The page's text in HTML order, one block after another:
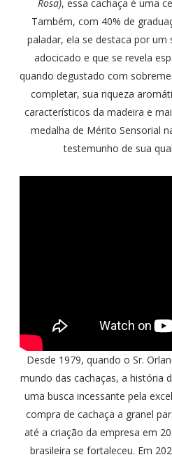
Rosa), essa cachaça é uma
Também, com 40% de
paladar, ela se destaca por
adocicado e que se revela
quando degustado com
completar, sua riqueza
característicos da madeira e
medalha de Mérito Sensorial
testemunho de sua
Desde 1979, quando o Sr.
mundo das cachaças, a história
uma busca incessante pela
compra de cachaça a granel
até a criação da empresa em
brasileira se fortaleceu. Em